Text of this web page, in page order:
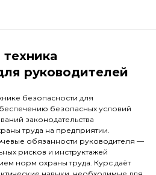
руководителей
безопасности для
безопасных условий
законодательства
труда на предприятии.
обязанности руководителя —
рисков и инструктажей
норм охраны труда. Курс даёт